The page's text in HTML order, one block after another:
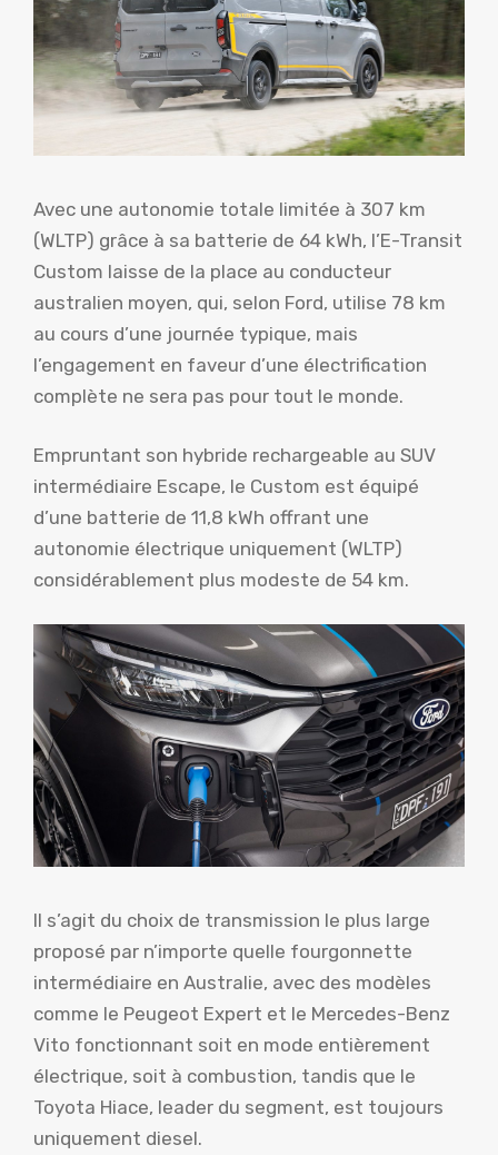
Avec une autonomie totale limitée à 307 km
(WLTP) grâce à sa batterie de 64 kWh, l’E-Transit
Custom laisse de la place au conducteur
australien moyen, qui, selon Ford, utilise 78 km
au cours d’une journée typique, mais
l’engagement en faveur d’une électrification
complète ne sera pas pour tout le monde.
Empruntant son hybride rechargeable au SUV
intermédiaire Escape, le Custom est équipé
d’une batterie de 11,8 kWh offrant une
autonomie électrique uniquement (WLTP)
considérablement plus modeste de 54 km.
Il s’agit du choix de transmission le plus large
proposé par n’importe quelle fourgonnette
intermédiaire en Australie, avec des modèles
comme le Peugeot Expert et le Mercedes-Benz
Vito fonctionnant soit en mode entièrement
électrique, soit à combustion, tandis que le
Toyota Hiace, leader du segment, est toujours
uniquement diesel.